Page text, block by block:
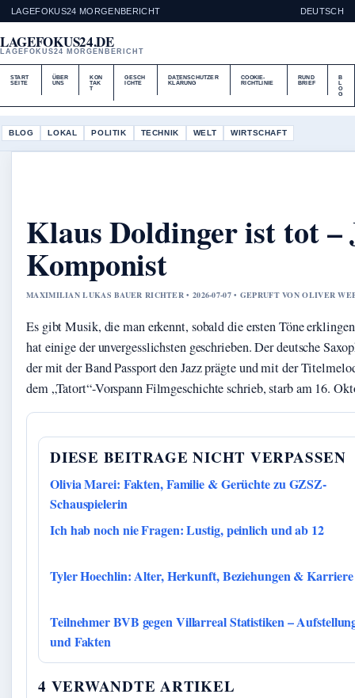
LAGEFOKUS24 MORGENBERICHT DEUTSCH
LAGEFOKUS24.DE
LAGEFOKUS24 MORGENBERICHT
START
SEITE
ÜBER
UNS
KON
TAK
T
GESCH
ICHTE
DATENSCHUTZER
KLÄRUNG
COOKIE-
RICHTLINIE
RUND
BRIEF
B
O
G
BLOG LOKAL POLITIK TECHNIK WELT WIRTSCHAFT
Klaus Doldinger ist tot –
Komponist
MAXIMILIAN LUKAS BAUER RICHTER • 2026-07-07 • GEPRUFT VON OLIVER
Es gibt Musik, die man erkennt, sobald die ersten Töne
hat einige der unvergesslichsten geschrieben. Der deutsche
der mit der Band Passport den Jazz prägte und mit der
dem „Tatort“-Vorspann Filmgeschichte schrieb, starb am 16.
DIESE BEITRAGE NICHT VERPASSEN
Olivia Marei: Fakten, Familie & Gerüchte zu GZSZ-
Schauspielerin
Ich hab noch nie Fragen: Lustig, peinlich und ab 12
Tyler Hoechlin: Alter, Herkunft, Beziehungen & Karriere
Teilnehmer BVB gegen Villarreal Statistiken –
und Fakten
4 VERWANDTE ARTIKEL